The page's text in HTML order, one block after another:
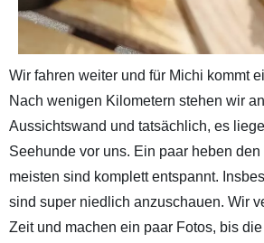
Wir fahren weiter und für Michi kommt
Nach wenigen Kilometern stehen wir
Aussichtswand und tatsächlich, es
Seehunde vor uns. Ein paar heben
meisten sind komplett entspannt.
sind super niedlich anzuschauen. Wir
Zeit und machen ein paar Fotos, bis